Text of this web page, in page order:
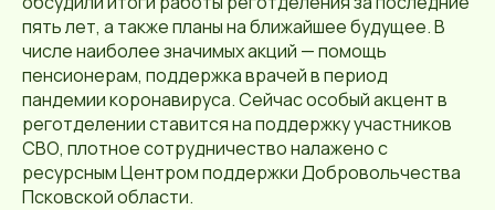
пять лет, а также планы на ближайшее будущее. В
числе наиболее значимых акций — помощь
пенсионерам, поддержка врачей в период
пандемии коронавируса. Сейчас особый акцент в
реготделении ставится на поддержку участников
СВО, плотное сотрудничество налажено с
ресурсным Центром поддержки Добровольчества
Псковской области.